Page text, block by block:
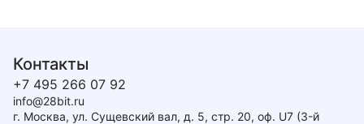
Контакты
+7 495 266 07 92
info@28bit.ru
г. Москва, ул. Сущевский вал, д. 5, стр. 20, оф. U7 (3-й